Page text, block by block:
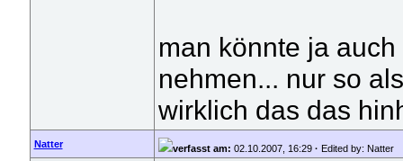
man könnte ja
nehmen... nur so
wirklich das das
Natter verfasst am: 02.10.2007, 16:29 · Edited by: Natter